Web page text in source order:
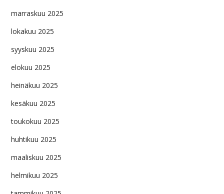
marraskuu 2025
lokakuu 2025
syyskuu 2025
elokuu 2025
heinäkuu 2025
kesäkuu 2025
toukokuu 2025
huhtikuu 2025
maaliskuu 2025
helmikuu 2025